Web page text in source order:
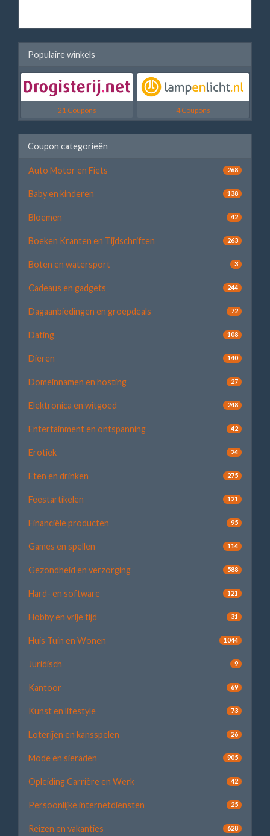
Populaire winkels
21 Coupons 4 Coupons
Coupon categorieën
Auto Motor en Fiets 268
Baby en kinderen 138
Bloemen 42
Boeken Kranten en Tijdschriften 263
Boten en watersport 3
Cadeaus en gadgets 244
Dagaanbiedingen en groepdeals 72
Dating 108
Dieren 140
Domeinnamen en hosting 27
Elektronica en witgoed 248
Entertainment en ontspanning 42
Erotiek 24
Eten en drinken 275
Feestartikelen 121
Financiële producten 95
Games en spellen 114
Gezondheid en verzorging 588
Hard- en software 121
Hobby en vrije tijd 31
Huis Tuin en Wonen 1044
Juridisch 9
Kantoor 69
Kunst en lifestyle 73
Loterijen en kansspelen 26
Mode en sieraden 905
Opleiding Carrière en Werk 42
Persoonlijke internetdiensten 25
Reizen en vakanties 628